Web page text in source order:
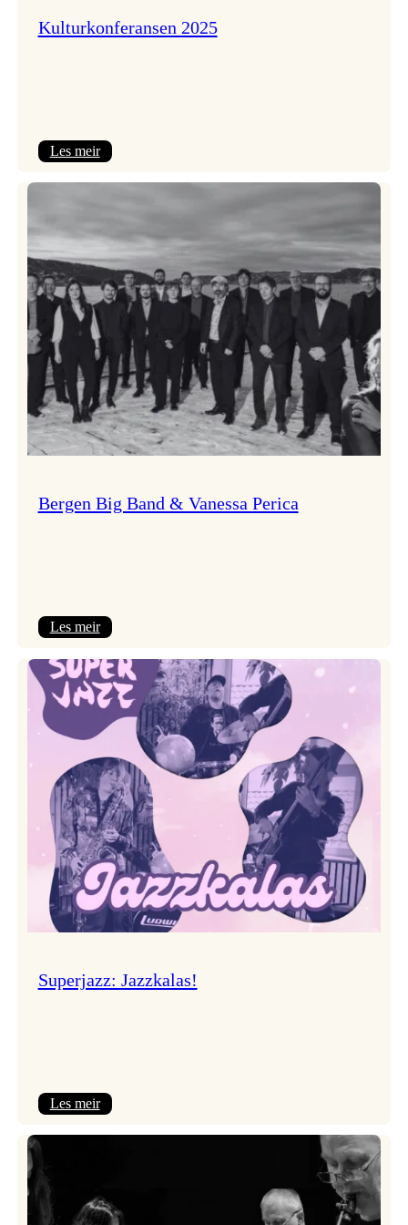
Kulturkonferansen 2025
Les meir:
Bergen Big Band & Vanessa Perica
Les meir:
Big
Band
&
Vanessa
Perica
Superjazz: Jazzkalas!
Les meir: